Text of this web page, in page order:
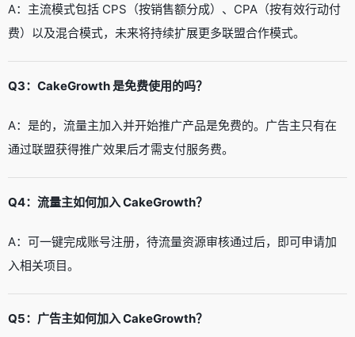
A：主流模式包括 CPS（按销售额分成）、CPA（按有效行动付
费）以及混合模式，未来将持续扩展更多联盟合作模式。
Q3：CakeGrowth 是免费使用的吗？
A：是的，流量主加入并开始推广产品是免费的。广告主只有在
通过联盟获得推广效果后才需支付服务费。
Q4：流量主如何加入 CakeGrowth？
A：可一键完成账号注册，待流量资源审核通过后，即可申请加
入相关项目。
Q5：广告主如何加入 CakeGrowth？